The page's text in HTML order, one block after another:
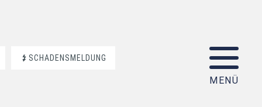
SCHADENSMELDUNG